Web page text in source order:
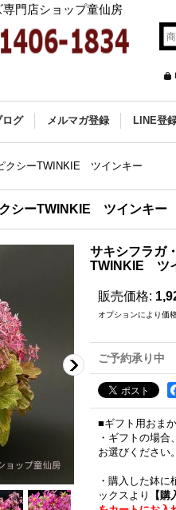
門店ショップ童仙房
ログ メルマガ登録 LINE登
クシーTWINKIE ツインキー
シーTWINKIE ツインキー
サキシフラガ
TWINKIE ツ
販売価格:
オプションにより価
ご予約承り中
■ギフト用おま
・ギフトの場
お選びください。
・購入した鉢
ックスより
【